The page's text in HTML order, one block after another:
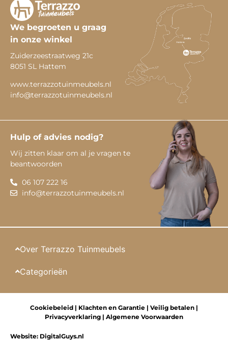
We begroeten u graag
in onze winkel
Zuiderzeestraatweg 21c
8051 SL Hattem
www.terrazzotuinmeubels.nl
info@terrazzotuinmeubels.nl
Hulp of advies nodig?
Wij zitten klaar om al je vragen te
beantwoorden
06 107 222 16
info@terrazzotuinmeubels.nl
Over Terrazzo Tuinmeubels
Categorieën
Website: DigitalGuys.nl
Cookiebeleid | Klachten en Garantie | Veilig betalen |
Privacyverklaring | Algemene Voorwaarden